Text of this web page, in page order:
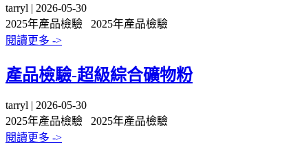
tarryl | 2026-05-30
2025年產品檢驗 2025年產品檢驗
閱讀更多 ->
產品檢驗-超級綜合礦物粉
tarryl | 2026-05-30
2025年產品檢驗 2025年產品檢驗
閱讀更多 ->